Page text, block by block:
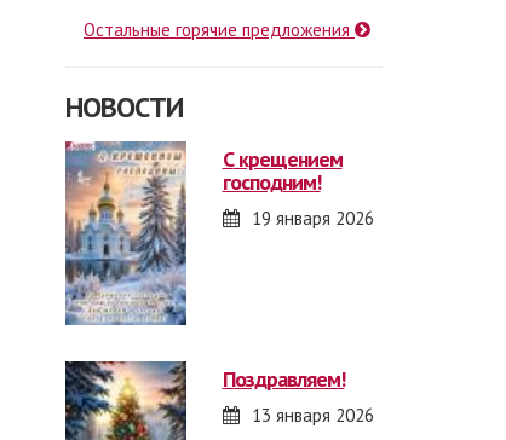
Остальные горячие предложения
НОВОСТИ
с крещением
господним!
19 января 2026
поздравляем!
13 января 2026